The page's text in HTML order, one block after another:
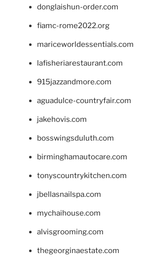
donglaishun-order.com
fiamc-rome2022.org
mariceworldessentials.com
lafisheriarestaurant.com
915jazzandmore.com
aguadulce-countryfair.com
jakehovis.com
bosswingsduluth.com
birminghamautocare.com
tonyscountrykitchen.com
jbellasnailspa.com
mychaihouse.com
alvisgrooming.com
thegeorginaestate.com